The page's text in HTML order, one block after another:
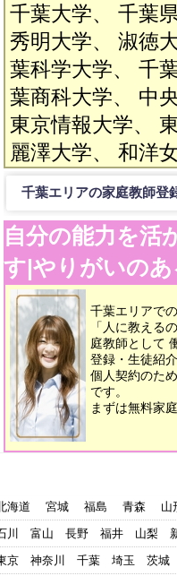
千葉大学、 千葉
秀明大学、 淑徳
葉科学大学、 千
葉商科大学、 中
東京情報大学、
麗澤大学、 和洋
千葉エリアの家庭教師登
自分の能力を活
す|やりがいの
千葉エリアで
「人に教える
庭教師として
登録・生徒紹
個人契約のた
です。
まずは無料家
海道 宮城 福島 青森
山
川
富山 長野 福井 山梨
京
神奈川 千葉 埼玉 茨城